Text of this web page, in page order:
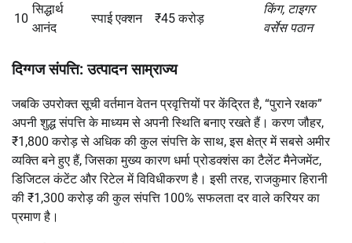
10
सिद्धार्थ
आनंद
स्पाई एक्शन ₹45 करोड़
किंग, टाइगर
वर्सेस पठान
दिग्गज संपत्ति: उत्पादन साम्राज्य
जबकि उपरोक्त सूची वर्तमान वेतन प्रवृत्तियों पर केंद्रित है, “पुराने रक्षक”
अपनी शुद्ध संपत्ति के माध्यम से अपनी स्थिति बनाए रखते हैं। करण जौहर,
₹1,800 करोड़ से अधिक की कुल संपत्ति के साथ, इस क्षेत्र में सबसे अमीर
व्यक्ति बने हुए हैं, जिसका मुख्य कारण धर्मा प्रोडक्शंस का टैलेंट मैनेजमेंट,
डिजिटल कंटेंट और रिटेल में विविधीकरण है। इसी तरह, राजकुमार हिरानी
की ₹1,300 करोड़ की कुल संपत्ति 100% सफलता दर वाले करियर का
प्रमाण है।